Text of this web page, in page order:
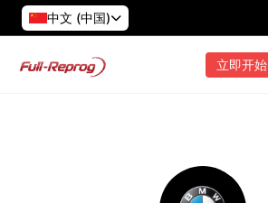
中文 (中国)
立即开始